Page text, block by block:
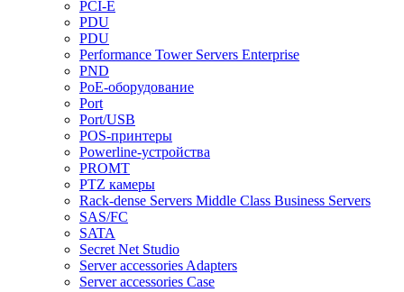
PCI-E
PDU
PDU
Performance Tower Servers Enterprise
PND
PoE-оборудование
Port
Port/USB
POS-принтеры
Powerline-устройства
PROMT
PTZ камеры
Rack-dense Servers Middle Class Business Servers
SAS/FC
SATA
Secret Net Studio
Server accessories Adapters
Server accessories Case